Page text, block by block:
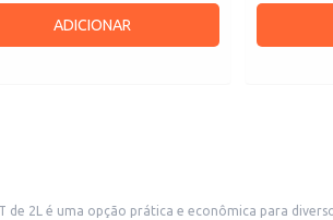
ADICIONAR
diversos estabelecimentos. Sua embalagem de fácil manuseio e armazenamento é ideal